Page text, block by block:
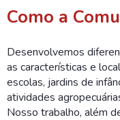
Como a
Desenvolvemos
as características e
escolas, jardins de
atividades
Nosso trabalho, além